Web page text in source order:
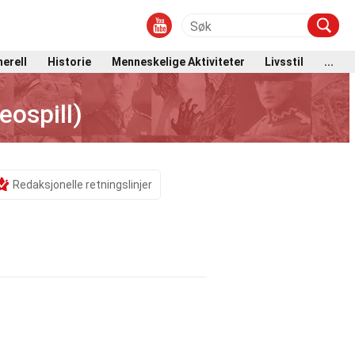
Historie Menneskelige Aktiviteter Livsstil
...
Redaksjonelle retningslinjer